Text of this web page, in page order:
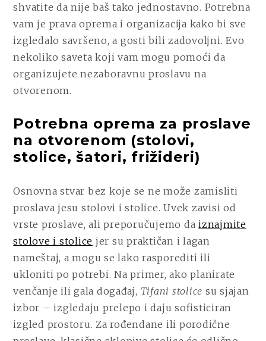
shvatite da nije baš tako jednostavno. Potrebna
vam je prava oprema i organizacija kako bi sve
izgledalo savršeno, a gosti bili zadovoljni. Evo
nekoliko saveta koji vam mogu pomoći da
organizujete nezaboravnu proslavu na
otvorenom.
Potrebna oprema za proslave
na otvorenom (stolovi,
stolice, šatori, frižideri)
Osnovna stvar bez koje se ne može zamisliti
proslava jesu stolovi i stolice. Uvek zavisi od
vrste proslave, ali preporučujemo daiznajmite
stolove i stolice jer su praktičan i lagan
nameštaj, a mogu se lako rasporediti ili
ukloniti po potrebi. Na primer, ako planirate
venčanje ili gala događaj, Tifani stolice su sjajan
izbor – izgledaju prelepo i daju sofisticiran
izgled prostoru. Za rođendane ili porodične